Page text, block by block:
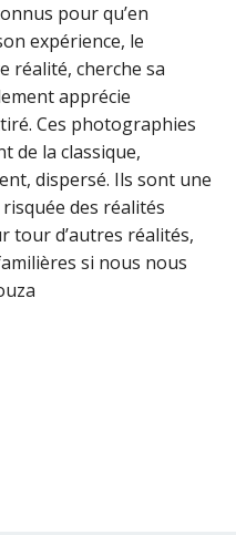
pour qu’en
expérience, le
réalité, cherche sa
apprécie
Ces photographies
de la classique,
dispersé. Ils sont une
des réalités
tour d’autres réalités,
si nous nous